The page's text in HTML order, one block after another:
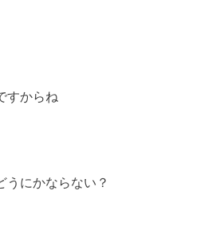
すからね
うにかならない？